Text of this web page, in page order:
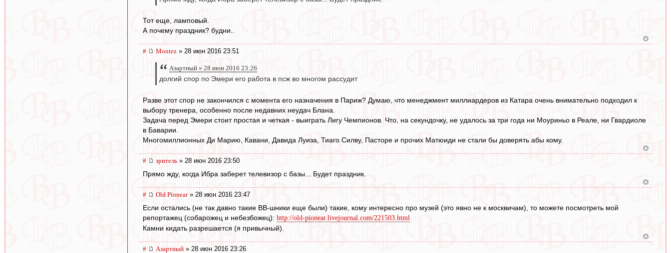
Тот еще, ламповый.
А почему праздник? будни..
# Montez » 28 июн 2016 23:51
Азартный » 28 июн 2016 23:26
долгий спор по Эмери его работа в псж во многом рассудит
Разве этот спор не закончился с момента его назначения в Париж? Думаю, что менеджмент миллиардеров из Катара очень внимательно подходил к
выбору тренера, особенно после недавних неудач Блана.
Задача перед Эмери стоит простая и четкая - выиграть Лигу Чемпионов. Что, на секундочку, не удалось за три года ни Моуриньо в Реале, ни Гвардиоле
в Баварии.
Многомиллионных Ди Марию, Кавани, Давида Луиза, Тиаго Силву, Пасторе и прочих Матюиди не стали бы доверять абы кому.
# зpитель » 28 июн 2016 23:50
Прямо жду, когда Ибра заберет телевизор с базы... Будет праздник.
# Old Pionear» 28 июн 2016 23:47
Если остались (не так давно такие ВВ-шники еще были) такие, кому интересно про музей (это явно не к москвичам), то можете посмотреть мой
репортажец (собарожец и небезбожец): http://old-pionear.livejournal.com/221503.html
Камни кидать разрешается (я привычный).
# Азартный » 28 июн 2016 23:26